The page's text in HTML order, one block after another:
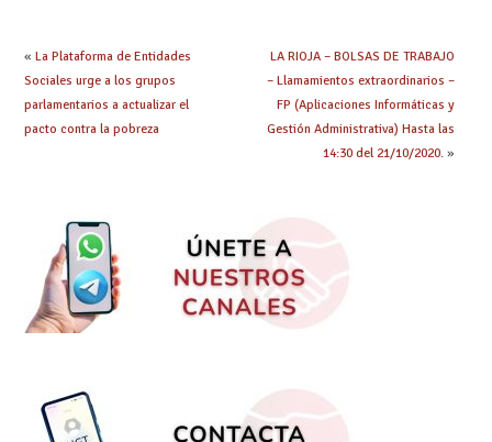
« La Plataforma de Entidades
Sociales urge a los grupos
parlamentarios a actualizar el
pacto contra la pobreza
LA RIOJA – BOLSAS DE TRABAJO
– Llamamientos extraordinarios –
FP (Aplicaciones Informáticas y
Gestión Administrativa) Hasta las
14:30 del 21/10/2020.»